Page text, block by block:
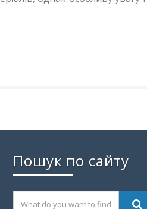
Пошук по сайту